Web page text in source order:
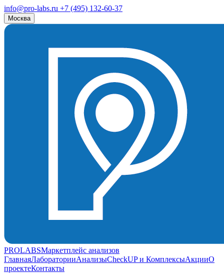
info@pro-labs.ru +7 (495) 132-60-37
Москва
PROLABSМаркетплейс анализов
ГлавнаяЛабораторииАнализыCheckUP и КомплексыАкцииО
проектеКонтакты